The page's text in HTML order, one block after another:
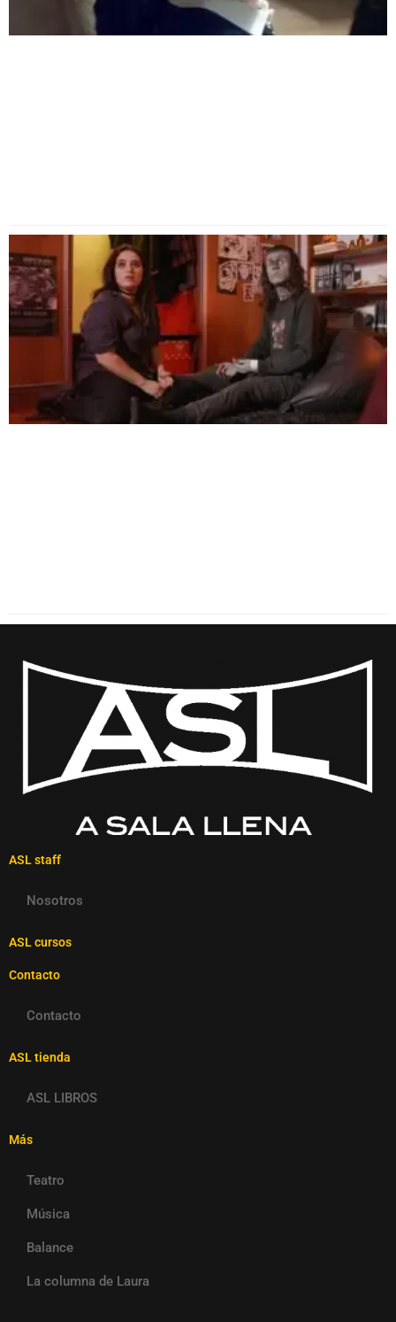
ASL staff
Nosotros
ASL cursos
Contacto
Contacto
ASL tienda
ASL LIBROS
Más
Teatro
Música
Balance
La columna de Laura